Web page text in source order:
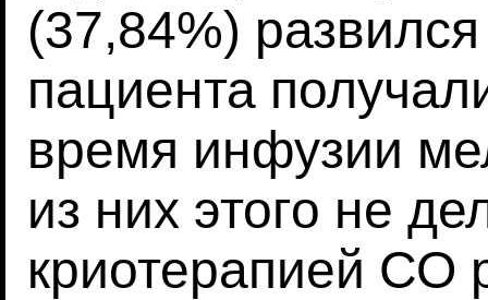
(37,84%)
пациента
время инфузии
из них этого не
криотерапией СО